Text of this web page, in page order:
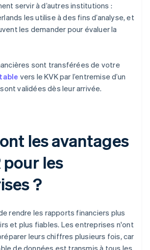
servir à d’autres institutions :
les utilise à des fins d’analyse, et
les demander pour évaluer la
sont transférées de votre
vers le KVK par l’entremise d’un
validées dès leur arrivée.
les avantages
pour les
?
rendre les rapports financiers plus
et plus fiables. Les entreprises n'ont
leurs chiffres plusieurs fois, car